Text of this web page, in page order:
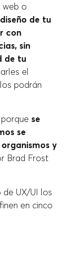
web o
de tu
con
sin
de tu
el
podrán
se
se
y
Brad Frost
UX/UI los
en cinco